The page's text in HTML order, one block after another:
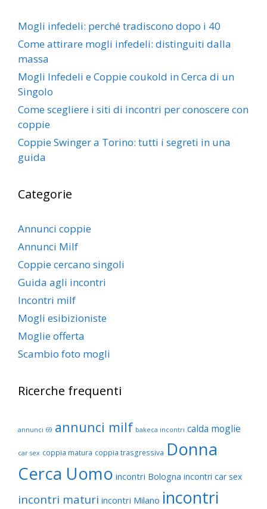
Mogli infedeli: perché tradiscono dopo i 40
Come attirare mogli infedeli: distinguiti dalla
massa
Mogli Infedeli e Coppie coukold in Cerca di un
Singolo
Come scegliere i siti di incontri per conoscere con
coppie
Coppie Swinger a Torino: tutti i segreti in una
guida
Categorie
Annunci coppie
Annunci Milf
Coppie cercano singoli
Guida agli incontri
Incontri milf
Mogli esibizioniste
Moglie offerta
Scambio foto mogli
Ricerche frequenti
annunci 69 annunci milf bakeca incontri calda moglie
car sex coppia matura coppia trasgressiva Donna
Cerca Uomo incontri Bologna incontri car sex
incontri maturi incontri Milano incontri